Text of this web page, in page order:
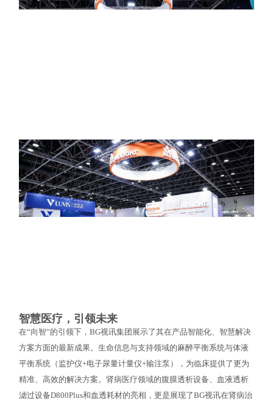
智慧医疗，引领未来
在“向智”的引领下，BG视讯集团展示了其在产品智能化、智慧解决
方案方面的最新成果。生命信息与支持领域的麻醉平衡系统与体液
平衡系统（监护仪+电子尿量计量仪+输注泵），为临床提供了更为
精准、高效的解决方案。肾病医疗领域的腹膜透析设备、血液透析
滤过设备D800Plus和血透耗材的亮相，更是展现了BG视讯在肾病治